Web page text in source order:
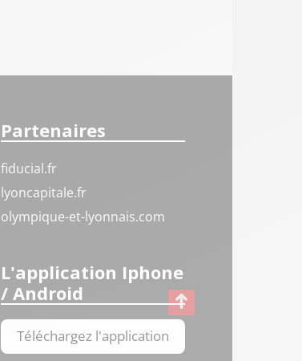
Partenaires
fiducial.fr
lyoncapitale.fr
olympique-et-lyonnais.com
L'application Iphone
/ Android
Téléchargez l'application